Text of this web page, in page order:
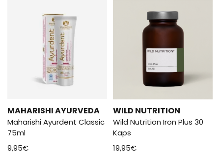
MAHARISHI AYURVEDA
Maharishi Ayurdent Classic
75ml
9,95€
WILD NUTRITION
Wild Nutrition Iron Plus 30
Kaps
19,95€